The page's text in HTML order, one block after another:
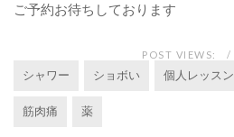
ご予約お待ちしております
POST VIEWS:
シャワー ショボい 個人レッスン
筋肉痛 薬